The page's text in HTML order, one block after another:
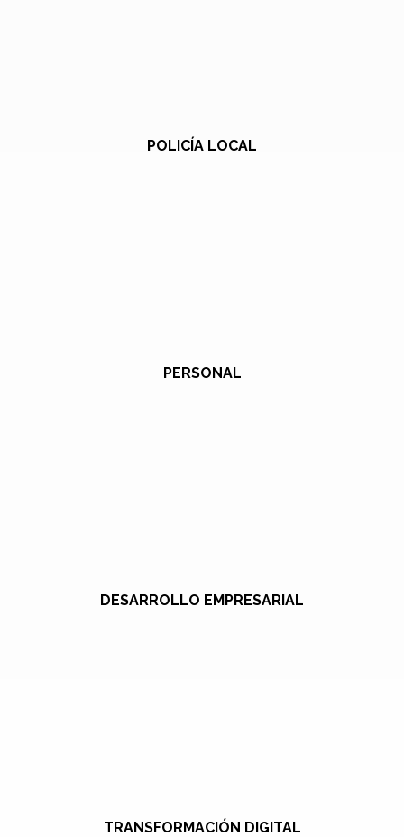
POLICÍA LOCAL
PERSONAL
DESARROLLO EMPRESARIAL
TRANSFORMACIÓN DIGITAL